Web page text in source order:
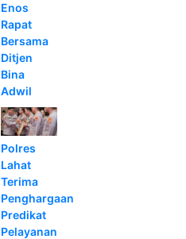
Enos
Rapat
Bersama
Ditjen
Bina
Adwil
Polres
Lahat
Terima
Penghargaan
Predikat
Pelayanan